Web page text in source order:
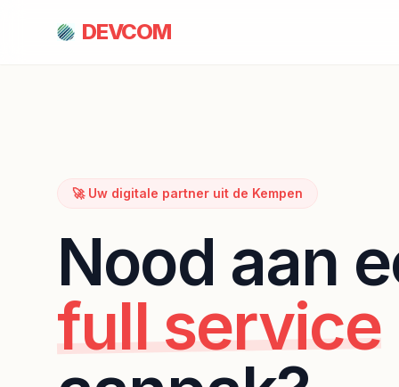
DEVCOM
🚀 Uw digitale partner uit de Kempen
Nood aan
full service